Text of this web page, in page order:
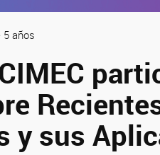
5 años
y sus